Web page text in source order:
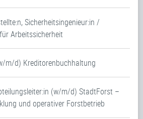
Sicherheitsingenieur:in /
Arbeitssicherheit
m/d) Kreditorenbuchhaltung
(w/m/d) StadtForst –
und operativer Forstbetrieb